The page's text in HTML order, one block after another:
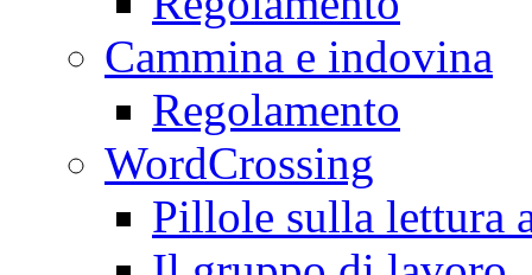
Cammina e indovina
Regolamento
WordCrossing
Pillole sulla lettura